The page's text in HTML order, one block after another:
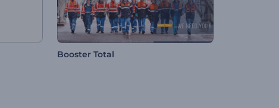
Booster Total